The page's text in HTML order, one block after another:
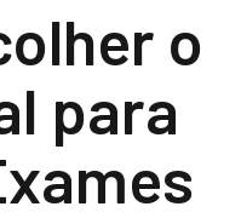
o
para